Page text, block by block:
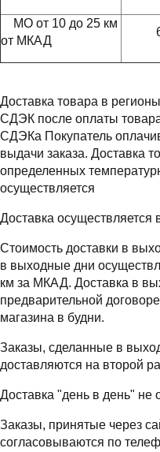
МО от 10 до 25 км
от МКАД
Доставка товара в
СДЭК после оплаты товара
СДЭКа Покупатель
выдачи заказа. Доставка
определенных
осуществляется
Доставка осуществляется
Стоимость доставки в
в выходные дни
км за МКАД. Доставка в
предварительной
магазина в будни.
Заказы, сделанные в
доставляются на второй
Доставка "день в день" не
Заказы, принятые через
согласовываются по